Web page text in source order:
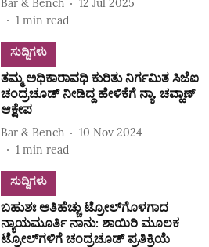
1 min read
ಸುದ್ದಿಗಳು
ತಮ್ಮ ಅಧಿಕಾರಾವಧಿ ಕುರಿತು ನಿರ್ಗಮಿತ ಸಿಜೆಐ
ಚಂದ್ರಚೂಡ್ ನೀಡಿದ್ದ ಹೇಳಿಕೆಗೆ ನ್ಯಾ. ಚವ್ಹಾಣ್
ಆಕ್ಷೇಪ
Bar & Bench
10 Nov 2024
1 min read
ಸುದ್ದಿಗಳು
ಬಹುಶಃ ಅತಿಹೆಚ್ಚು ಟ್ರೋಲ್‌ಗೊಳಗಾದ
ನ್ಯಾಯಮೂರ್ತಿ ನಾನು: ಶಾಯಿರಿ ಮೂಲಕ
ಟ್ರೋಲ್‌ಗಳಿಗೆ ಚಂದ್ರಚೂಡ್‌ ಪ್ರತಿಕ್ರಿಯೆ